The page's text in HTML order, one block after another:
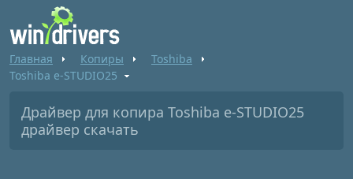
Главная Копиры
Toshiba
Toshiba e-STUDIO25
Драйвер для копира Toshiba e-STUDIO25
драйвер скачать